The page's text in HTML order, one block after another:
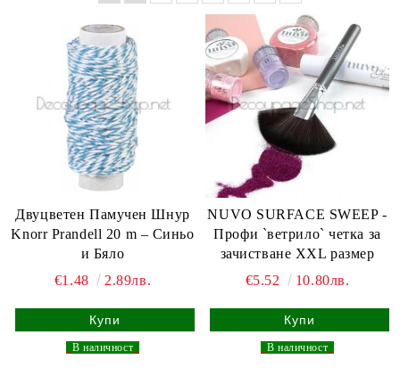
Двуцветен Памучен Шнур
Knorr Prandell 20 m – Синьо
и Бяло
€1.48
2.89лв.
В наличност
NUVO SURFACE SWEEP -
Профи `ветрило` четка за
зачистване XXL размер
€5.52
10.80лв.
В наличност